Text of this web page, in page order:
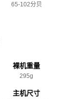
65-102分贝
裸机重量
295g
主机尺寸